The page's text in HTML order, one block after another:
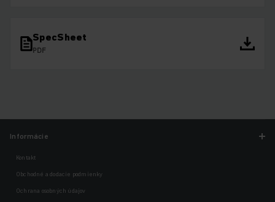
SpecSheet
PDF
Informácie
Kontakt
Obchodné a dodacie podmienky
Ochrana osobných údajov